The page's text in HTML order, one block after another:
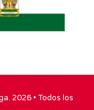
. 2026 • Todos los